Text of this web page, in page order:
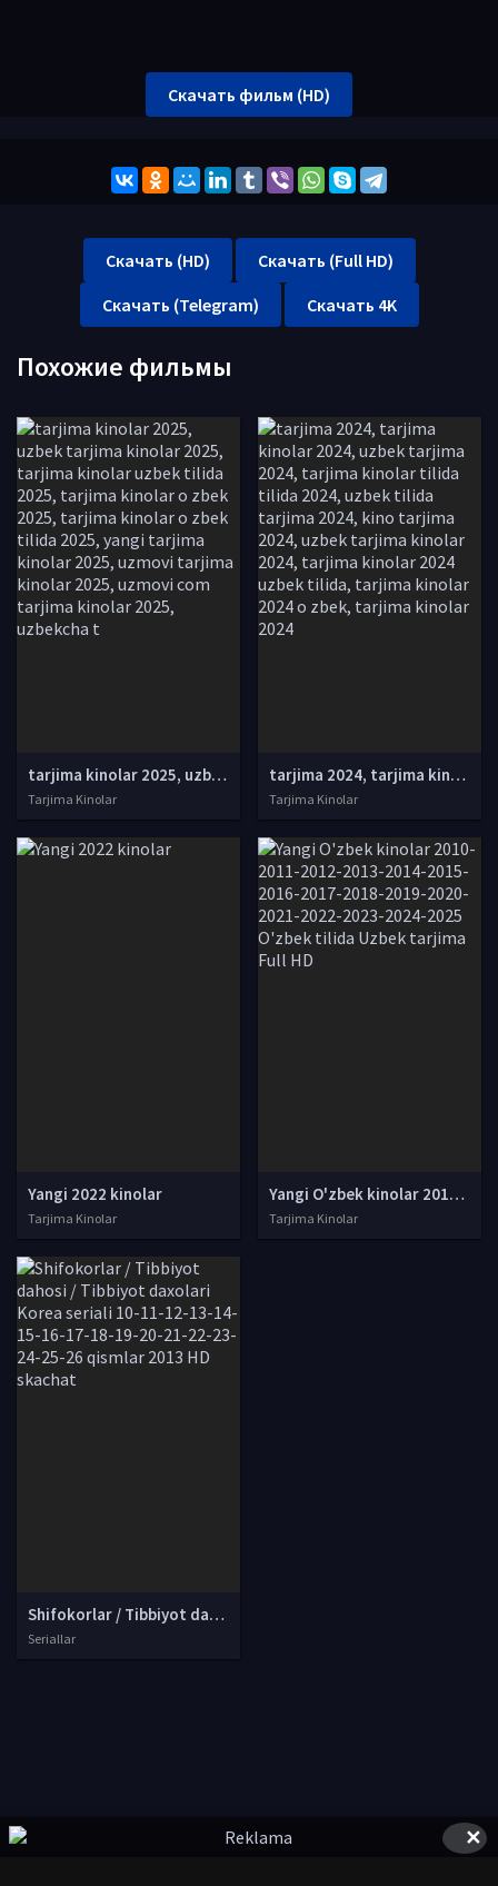
Скачать фильм (HD)
Скачать (HD)
Скачать (Full HD)
Скачать (Telegram)
Скачать 4K
Похожие фильмы
tarjima kinolar 2025, uzbek tarjima kinolar 2025, tarjima kinolar uzbek tilida 2025, tarjima kinolar o zbek 2025, tarjima kinolar o zbek tilida 2025, yangi tarjima kinolar 2025, uzmovi tarjima kinolar 2025, uzmovi com tarjima kinolar 2025, uzbekcha t
Tarjima Kinolar
tarjima 2024, tarjima kinolar 2024, uzbek tarjima 2024, tarjima kinolar tilida tilida 2024, uzbek tilida tarjima 2024, kino tarjima 2024, uzbek tarjima kinolar 2024, tarjima kinolar 2024 uzbek tilida, tarjima kinolar 2024 o zbek, tarjima kinolar 2024
Tarjima Kinolar
Yangi 2022 kinolar
Tarjima Kinolar
Yangi O'zbek kinolar 2010-2011-2012-2013-2014-2015-2016-2017-2018-2019-2020-2021-2022-2023-2024-2025 O'zbek tilida Uzbek tarjima Full HD
Tarjima Kinolar
Shifokorlar / Tibbiyot dahosi / Tibbiyot daxolari Korea seriali 10-11-12-13-14-15-16-17-18-19-20-21-22-23-24-25-26 qismlar 2013 HD skachat
Seriallar
✕